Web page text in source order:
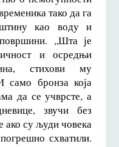
тако да га
као воду и
„Шта је
и осредњи
стихови му
само бронза која
да се учврсте, а
звучи без
ако су људи човека
схватили.